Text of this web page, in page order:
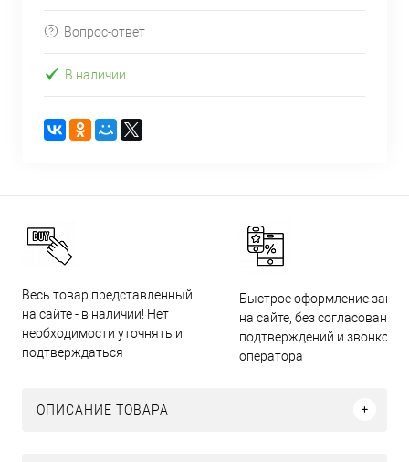
Вопрос-ответ
В наличии
Весь товар представленный
на сайте - в наличии! Нет
необходимости уточнять и
подтверждаться
Быстрое оформление
на сайте, без согласований,
подтверждений и звонков
оператора
ОПИСАНИЕ ТОВАРА